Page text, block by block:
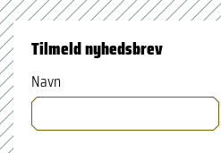
Tilmeld nyhedsbrev
Navn